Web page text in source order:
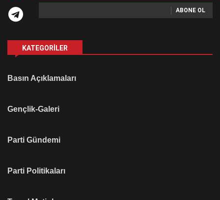
ABONE OL
KATEGORILER
Basın Açıklamaları
Gençlik-Galeri
Parti Gündemi
Parti Politikaları